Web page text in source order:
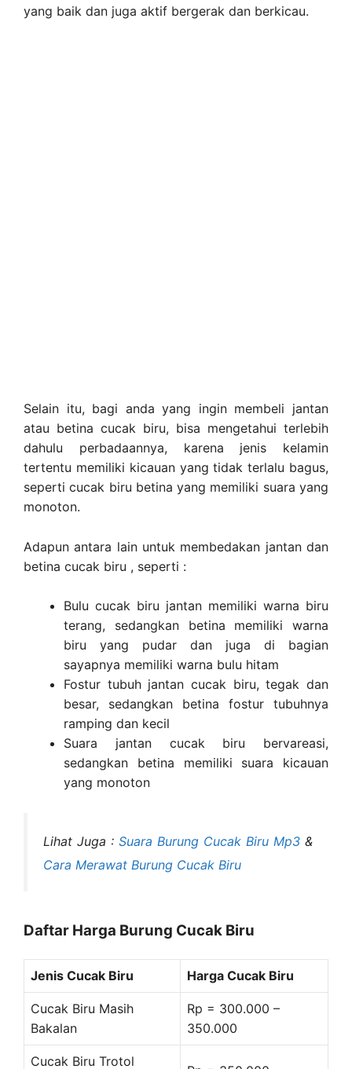
yang baik dan juga aktif bergerak dan berkicau.
Selain itu, bagi anda yang ingin membeli jantan
atau betina cucak biru, bisa mengetahui terlebih
dahulu perbadaannya, karena jenis kelamin
tertentu memiliki kicauan yang tidak terlalu bagus,
seperti cucak biru betina yang memiliki suara yang
monoton.
Adapun antara lain untuk membedakan jantan dan
betina cucak biru , seperti :
Bulu cucak biru jantan memiliki warna biru
terang, sedangkan betina memiliki warna
biru yang pudar dan juga di bagian
sayapnya memiliki warna bulu hitam
Fostur tubuh jantan cucak biru, tegak dan
besar, sedangkan betina fostur tubuhnya
ramping dan kecil
Suara jantan cucak biru bervareasi,
sedangkan betina memiliki suara kicauan
yang monoton
Lihat Juga : Suara Burung Cucak Biru Mp3 &
Cara Merawat Burung Cucak Biru
Daftar Harga Burung Cucak Biru
Jenis Cucak Biru Harga Cucak Biru
Cucak Biru Masih
Bakalan
Rp = 300.000 –
350.000
Cucak Biru Trotol